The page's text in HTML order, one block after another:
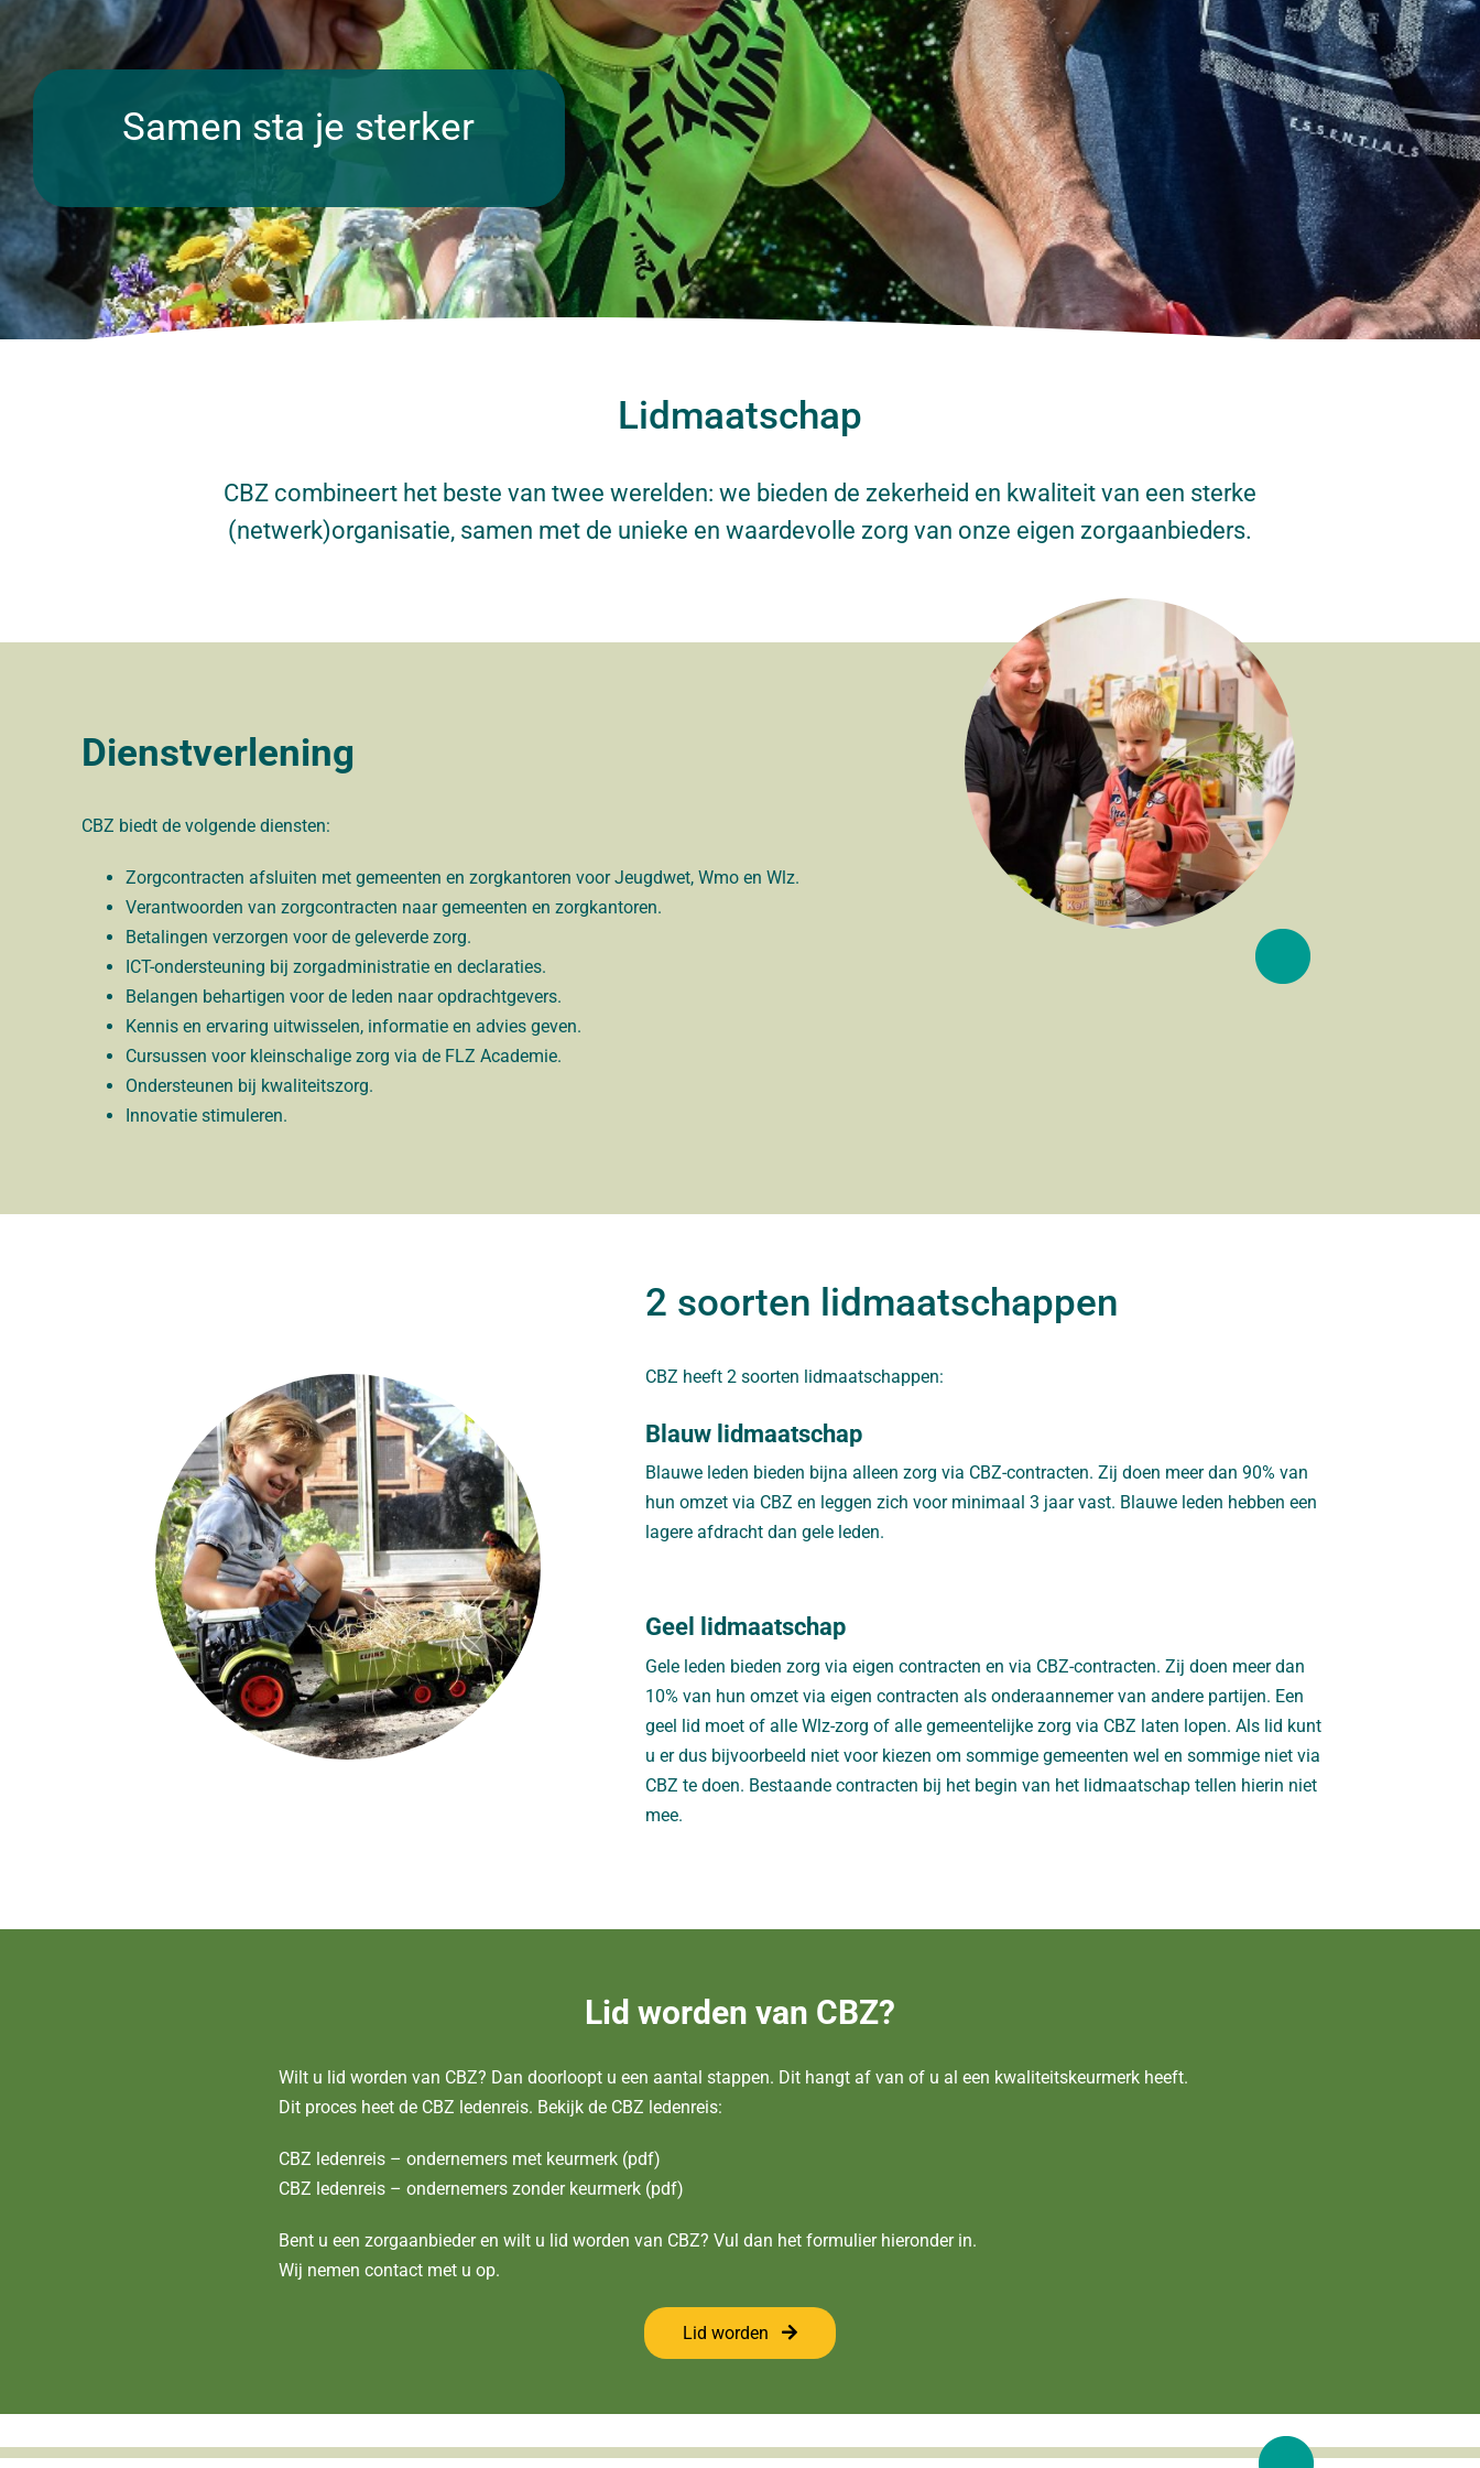
Samen sta je sterker
Lidmaatschap
CBZ combineert het beste van twee werelden: we bieden de zekerheid en kwaliteit van een sterke
(netwerk)organisatie, samen met de unieke en waardevolle zorg van onze eigen zorgaanbieders.
Dienstverlening
CBZ biedt de volgende diensten:
Zorgcontracten afsluiten met gemeenten en zorgkantoren voor Jeugdwet, Wmo en Wlz.
Verantwoorden van zorgcontracten naar gemeenten en zorgkantoren.
Betalingen verzorgen voor de geleverde zorg.
ICT-ondersteuning bij zorgadministratie en declaraties.
Belangen behartigen voor de leden naar opdrachtgevers.
Kennis en ervaring uitwisselen, informatie en advies geven.
Cursussen voor kleinschalige zorg via de FLZ Academie.
Ondersteunen bij kwaliteitszorg.
Innovatie stimuleren.
2 soorten lidmaatschappen
CBZ heeft 2 soorten lidmaatschappen:
Blauw lidmaatschap
Blauwe leden bieden bijna alleen zorg via CBZ-contracten. Zij doen meer dan 90% van
hun omzet via CBZ en leggen zich voor minimaal 3 jaar vast. Blauwe leden hebben een
lagere afdracht dan gele leden.
Geel lidmaatschap
Gele leden bieden zorg via eigen contracten en via CBZ-contracten. Zij doen meer dan
10% van hun omzet via eigen contracten als onderaannemer van andere partijen. Een
geel lid moet of alle Wlz-zorg of alle gemeentelijke zorg via CBZ laten lopen. Als lid kunt
u er dus bijvoorbeeld niet voor kiezen om sommige gemeenten wel en sommige niet via
CBZ te doen. Bestaande contracten bij het begin van het lidmaatschap tellen hierin niet
mee.
Lid worden van CBZ?
Wilt u lid worden van CBZ? Dan doorloopt u een aantal stappen. Dit hangt af van of u al een kwaliteitskeurmerk heeft.
Dit proces heet de CBZ ledenreis. Bekijk de CBZ ledenreis:
CBZ ledenreis – ondernemers met keurmerk (pdf)
CBZ ledenreis – ondernemers zonder keurmerk (pdf)
Bent u een zorgaanbieder en wilt u lid worden van CBZ? Vul dan het formulier hieronder in.
Wij nemen contact met u op.
Lid worden